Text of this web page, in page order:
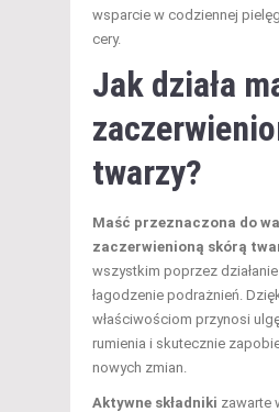
wsparcie w codziennej
cery.
Jak działa
twarzy?
Maść przeznaczona do
zaczerwienioną skórą
wszystkim poprzez
łagodzenie podrażnień.
właściwościom przynosi
rumienia i skutecznie
nowych zmian.
Aktywne składniki zawarte